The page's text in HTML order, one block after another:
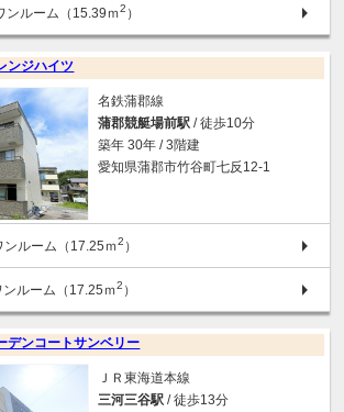
ルーム（15.39ｍ2 ）
ンジハイツ
名鉄蒲郡線
蒲郡競艇場前駅 / 徒歩10分
築年 30年 / 3階建
愛知県蒲郡市竹谷町七反12-1
ルーム（17.25ｍ2 ）
ルーム（17.25ｍ2 ）
デンコートサンベリー
ＪＲ東海道本線
三河三谷駅 / 徒歩13分